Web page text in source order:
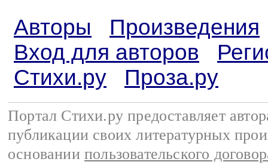
Авторы
Произведения
Вход для авторов
Стихи.ру
Проза.ру
Портал Стихи.ру предоставляет
публикации своих литературных
основании пользовательского